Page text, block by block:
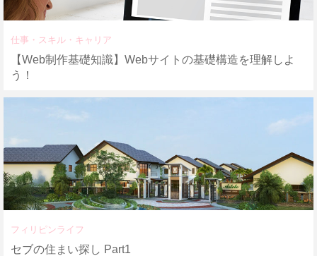
仕事・スキル・キャリア
【Web制作基礎知識】Webサイトの基礎構造を理解しよ
う！
フィリピンライフ
セブの住まい探し Part1